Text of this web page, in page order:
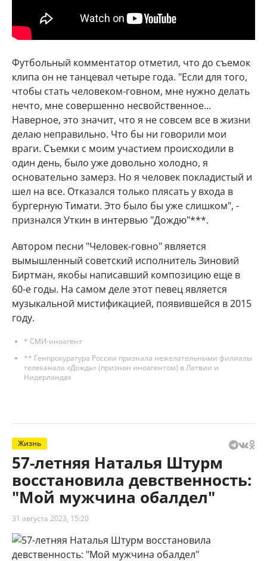
Футбольный комментатор отметил, что до съемок
клипа он не танцевал четыре года. "Если для того,
чтобы стать человеком-говном, мне нужно делать
нечто, мне совершенно несвойственное...
Наверное, это значит, что я не совсем все в жизни
делаю неправильно. Что бы ни говорили мои
враги. Съемки с моим участием происходили в
один день, было уже довольно холодно, я
основательно замерз. Но я человек покладистый и
шел на все. Отказался только плясать у входа в
бургерную Тимати. Это было бы уже слишком", -
признался Уткин в интервью "Дождю"***.
Автором песни "Человек-говно" является
вымышленный советский исполнитель Зиновий
Биртман, якобы написавший композицию еще в
60-е годы. На самом деле этот певец является
музыкальной мистификацией, появившейся в 2015
году.
* СМИ-иноагент
** Генпрокуратура России признала нежелательными филиалы
телеканала «Дождь» (признан иноагентом) в Латвии и
Нидерландах
Жизнь
57-летняя Наталья Штурм
восстановила девственность:
"Мой мужчина обалдел"
31 августа 2023, 15:20